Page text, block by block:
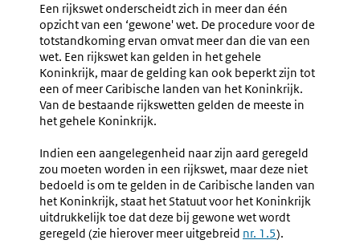
(nr.
2.1)
(nr.
Een rijkswet onderscheidt zich in meer dan één
opzicht van een ‘gewone' wet. De procedure voor de
totstandkoming ervan omvat meer dan die van een
wet. Een rijkswet kan gelden in het gehele
Koninkrijk, maar de gelding kan ook beperkt zijn tot
een of meer Caribische landen van het Koninkrijk.
Van de bestaande rijkswetten gelden de meeste in
het gehele Koninkrijk.
Indien een aangelegenheid naar zijn aard geregeld
zou moeten worden in een rijkswet, maar deze niet
bedoeld is om te gelden in de Caribische landen van
het Koninkrijk, staat het Statuut voor het Koninkrijk
uitdrukkelijk toe dat deze bij gewone wet wordt
geregeld (zie hierover meer uitgebreid nr. 1.5).